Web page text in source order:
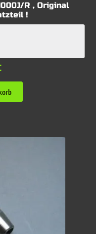
R , Original
!